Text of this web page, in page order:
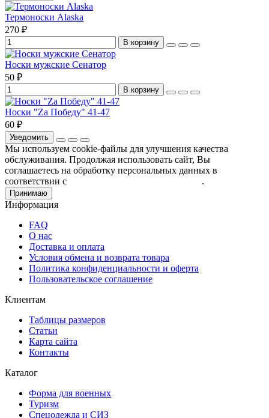
Термоноски Alaska
270 ₽
В корзину
Носки мужские Сенатор
50 ₽
В корзину
Носки "Zа Победу" 41-47
60 ₽
Уведомить
Мы используем cookie-файлы для улучшения качества
обслуживания. Продолжая использовать сайт, Вы
соглашаетесь на обработку персональных данных в
соответствии с
.
Принимаю
Информация
FAQ
О нас
Доставка и оплата
Условия обмена и возврата товара
Политика конфиденциальности и оферта
Пользовательское соглашение
Клиентам
Таблицы размеров
Статьи
Карта сайта
Контакты
Каталог
Форма для военных
Туризм
Спецодежда и СИЗ